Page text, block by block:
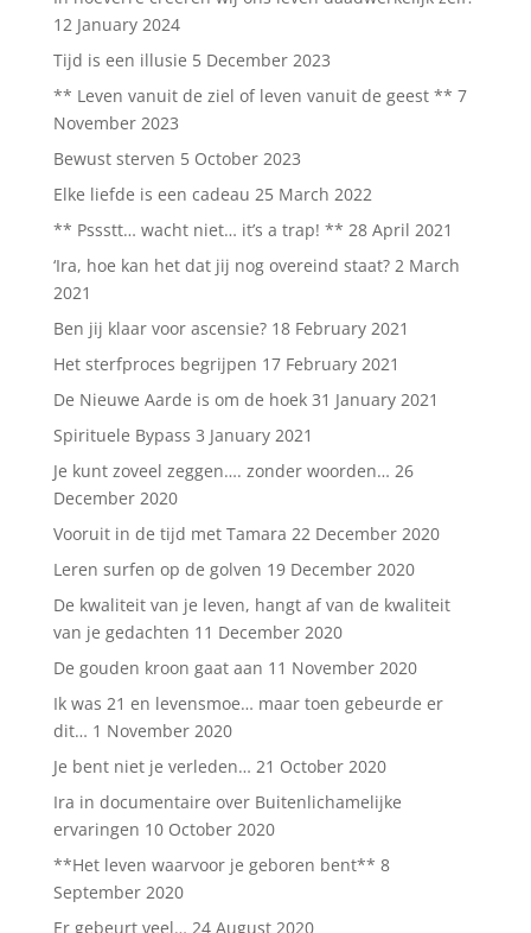
12 January 2024
Tijd is een illusie 5 December 2023
** Leven vanuit de ziel of leven vanuit de geest ** 7
November 2023
Bewust sterven 5 October 2023
Elke liefde is een cadeau 25 March 2022
** Pssstt… wacht niet… it’s a trap! ** 28 April 2021
‘Ira, hoe kan het dat jij nog overeind staat? 2 March
2021
Ben jij klaar voor ascensie? 18 February 2021
Het sterfproces begrijpen 17 February 2021
De Nieuwe Aarde is om de hoek 31 January 2021
Spirituele Bypass 3 January 2021
Je kunt zoveel zeggen…. zonder woorden… 26
December 2020
Vooruit in de tijd met Tamara 22 December 2020
Leren surfen op de golven 19 December 2020
De kwaliteit van je leven, hangt af van de kwaliteit
van je gedachten 11 December 2020
De gouden kroon gaat aan 11 November 2020
Ik was 21 en levensmoe… maar toen gebeurde er
dit… 1 November 2020
Je bent niet je verleden… 21 October 2020
Ira in documentaire over Buitenlichamelijke
ervaringen 10 October 2020
**Het leven waarvoor je geboren bent** 8
September 2020
Er gebeurt veel… 24 August 2020